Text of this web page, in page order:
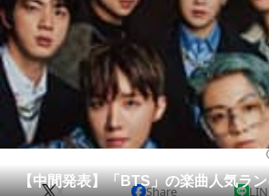
エンタメ クイズ
グルメ 地域
住まい 教育・育児
動物 リサーチ
会員記事
【中間発表】「BTS」の楽曲人気ラ
X Share